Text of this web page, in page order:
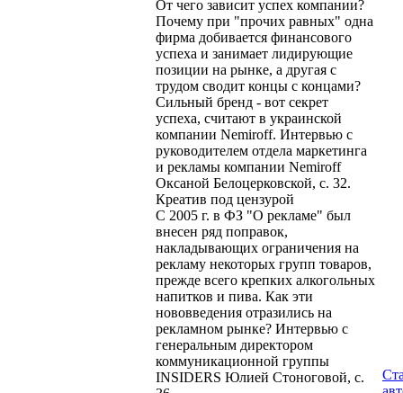
От чего зависит успех компании?
Почему при "прочих равных" одна
фирма добивается финансового
успеха и занимает лидирующие
позиции на рынке, а другая с
трудом сводит концы с концами?
Сильный бренд - вот секрет
успеха, считают в украинской
компании Nemiroff. Интервью с
руководителем отдела маркетинга
и рекламы компании Nemiroff
Оксаной Белоцерковской, с. 32.
Креатив под цензурой
C 2005 г. в ФЗ "О рекламе" был
внесен ряд поправок,
накладывающих ограничения на
рекламу некоторых групп товаров,
прежде всего крепких алкогольных
напитков и пива. Как эти
нововведения отразились на
рекламном рынке? Интервью с
генеральным директором
коммуникационной группы
INSIDERS Юлией Стоноговой, с.